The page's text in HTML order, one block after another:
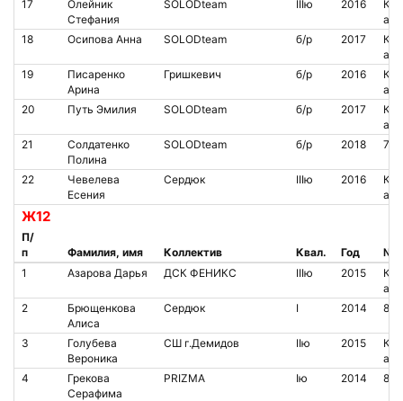
17
Олейник
Стефания
SOLODteam IIIю 2016
18
Осипова Анна SOLODteam б/р 2017
19
Писаренко
Арина
Гришкевич б/р 2016
20
Путь Эмилия SOLODteam б/р 2017
21
Солдатенко
Полина
SOLODteam б/р 2018
22
Чевелева
Есения
Сердюк IIIю 2016
Ж12
П/
п
Фамилия, имя Коллектив Квал. Год
№
1
Азарова Дарья ДСК ФЕНИКС IIIю 2015
2
Брющенкова
Алиса
Сердюк I 2014
3
Голубева
Вероника
СШ г.Демидов IIю 2015
4
Грекова
Серафима
PRIZMA Iю 2014